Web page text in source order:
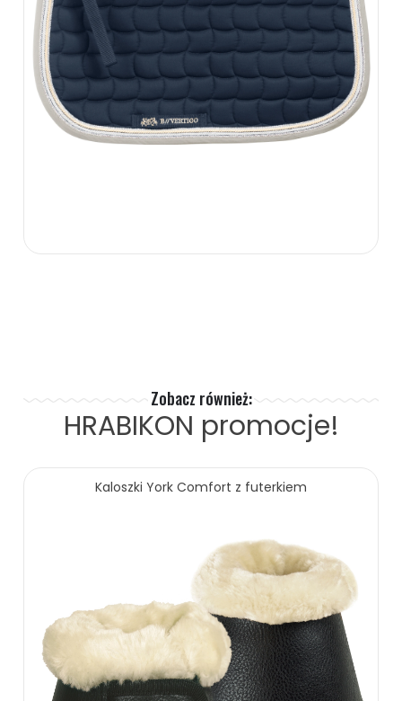
Zobacz również:
HRABIKON promocje!
Kaloszki York Comfort z futerkiem